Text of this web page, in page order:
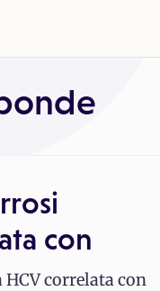
con
HCV correlata con